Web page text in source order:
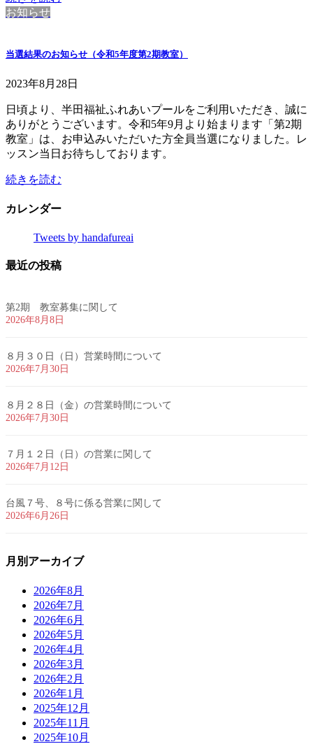
お知らせ
当選結果のお知らせ（令和5年度第2期教室）
2023年8月28日
日頃より、半田福祉ふれあいプールをご利用いただき、誠に
ありがとうございます。令和5年9月より始まります「第2期
教室」は、お申込みいただいた方全員当選になりました。レ
ッスン当日お待ちしております。
続きを読む
カレンダー
Tweets by handafureai
最近の投稿
第2期 教室募集に関して
2026年8月8日
８月３０日（日）営業時間について
2026年7月30日
８月２８日（金）の営業時間について
2026年7月30日
７月１２日（日）の営業に関して
2026年7月12日
台風７号、８号に係る営業に関して
2026年6月26日
月別アーカイブ
2026年8月
2026年7月
2026年6月
2026年5月
2026年4月
2026年3月
2026年2月
2026年1月
2025年12月
2025年11月
2025年10月